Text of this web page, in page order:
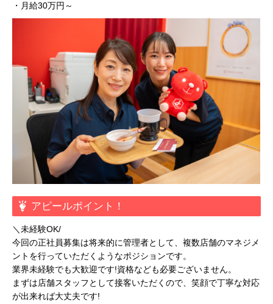
・月給30万円～
アピールポイント！
＼未経験OK/
今回の正社員募集は将来的に管理者として、複数店舗のマネジメ
ントを行っていただくようなポジションです。
業界未経験でも大歓迎です!資格なども必要ございません。
まずは店舗スタッフとして接客いただくので、笑顔で丁寧な対応
が出来れば大丈夫です!